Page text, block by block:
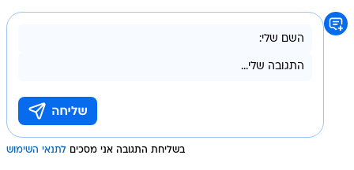
בשליחת התגובה אני מסכים לתנאי השימוש